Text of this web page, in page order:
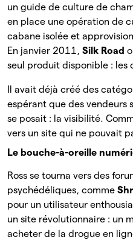
un guide de culture de
en place une opération de
cabane isolée et
En janvier 2011, Silk Road
seul produit disponible : les
Il avait déjà créé des
espérant que des vendeurs
se posait : la visibilité.
vers un site qui ne pouvait
Le bouche-à-oreille
Ross se tourna vers des
psychédéliques, comme
pour un utilisateur
un site révolutionnaire : un
acheter de la drogue en